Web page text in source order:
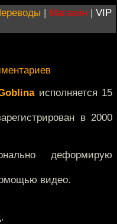
| Магазин | VIP
исполняется 15
в 2000
деформирую
видео.